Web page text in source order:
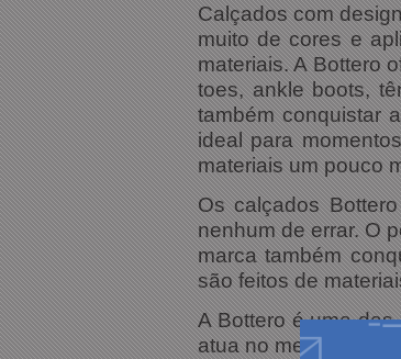
Calçados com
muito de cores e
materiais. A Bottero
toes, ankle boots,
também conquistar
ideal para
materiais um pouco
Os calçados
nenhum de errar. O
marca também
são feitos de
A Bottero é uma
atua no mercado